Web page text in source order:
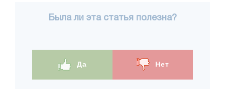
Была ли эта статья полезна?
Да Нет